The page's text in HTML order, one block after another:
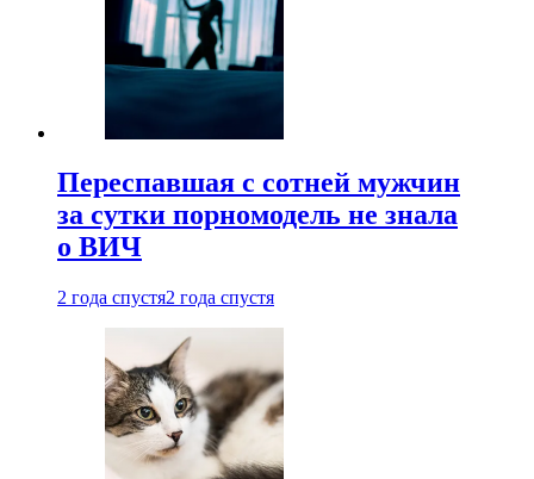
Переспавшая с сотней мужчин
за сутки порномодель не знала
о ВИЧ
2 года спустя2 года спустя